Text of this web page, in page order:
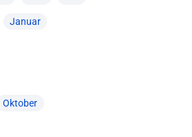
Januar
Oktober